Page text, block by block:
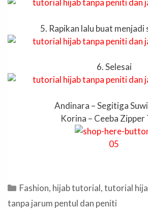
5. Rapikan lalu buat menjadi
6. Selesai
Andinara – Segitiga
Korina – Ceeba Zipper
Categories
Fashion, hijab tutorial,tutorial
tanpa jarum pentul dan peniti